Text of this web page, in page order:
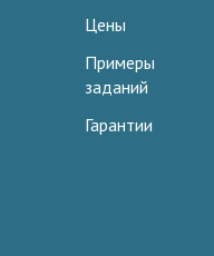
Цены
Примеры
заданий
Гарантии